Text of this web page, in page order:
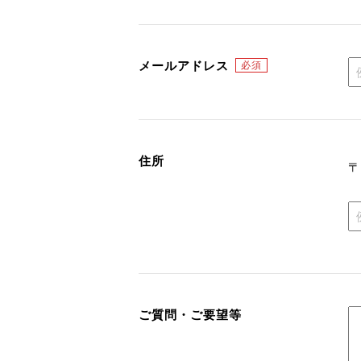
メールアドレス
住所
ご質問・ご要望等